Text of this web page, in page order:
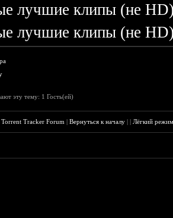
лучшие клипы (не
лучшие клипы (не
эту тему: 1 Гость(ей)
Tracker Forum |Вернуться к началу ||Лёгкий